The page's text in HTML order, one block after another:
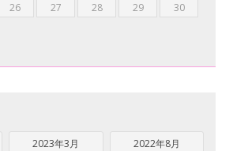
26 27 28 29
30
2023年3月 2022年8月